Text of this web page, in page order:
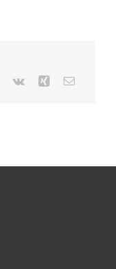
Pinterest
Vk Xing E-